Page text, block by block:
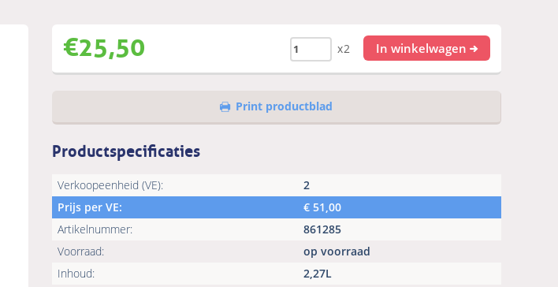
€25,50 x2 In winkelwagen
Print productblad
Productspecificaties
Verkoopeenheid (VE):
2
Prijs per VE:
€ 51,00
Artikelnummer:
861285
Voorraad:
op voorraad
Inhoud:
2,27L